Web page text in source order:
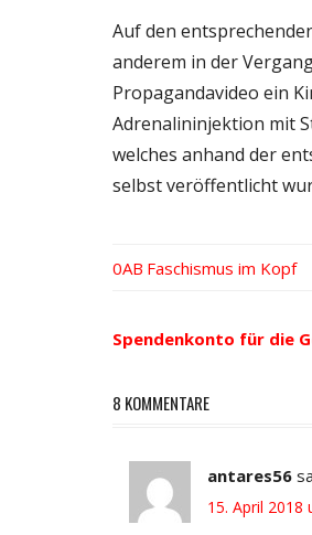
Auf den
anderem in der
Propagandavideo ein
Adrenalininjektion mit
welches anhand der
selbst veröffentlicht
Navigation
Vorheriger
Faschismus im Kopf
Spendenkonto für die
8 KOMMENTARE
antares56
15. April 2018